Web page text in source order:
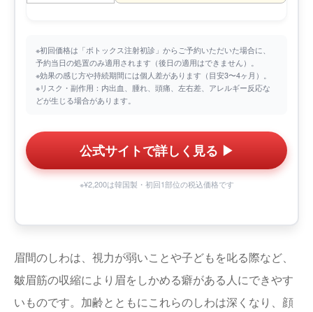
※初回価格は「ボトックス注射初診」からご予約いただいた場合に、
予約当日の処置のみ適用されます（後日の適用はできません）。
※効果の感じ方や持続期間には個人差があります（目安3〜4ヶ月）。
※リスク・副作用：内出血、腫れ、頭痛、左右差、アレルギー反応な
どが生じる場合があります。
公式サイトで詳しく見る ▶︎
※¥2,200は韓国製・初回1部位の税込価格です
眉間のしわは、視力が弱いことや子どもを叱る際など、
皺眉筋の収縮により眉をしかめる癖がある人にできやす
いものです。加齢とともにこれらのしわは深くなり、顔